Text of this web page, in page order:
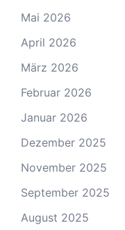
Mai 2026
April 2026
März 2026
Februar 2026
Januar 2026
Dezember 2025
November 2025
September 2025
August 2025